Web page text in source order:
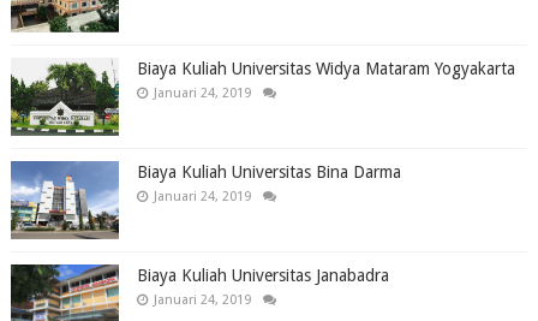
Biaya Kuliah Universitas Widya Mataram Yogyakarta
Januari 24, 2019
Biaya Kuliah Universitas Bina Darma
Januari 24, 2019
Biaya Kuliah Universitas Janabadra
Januari 24, 2019